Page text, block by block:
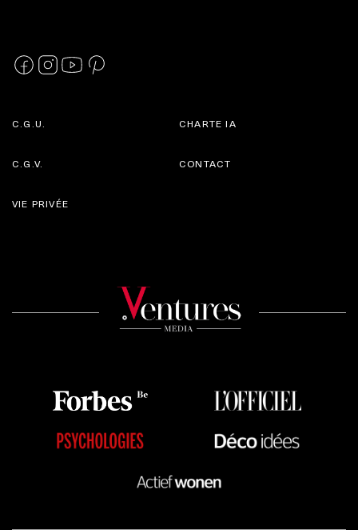
C.G.U.
C.G.V.
CHARTE IA
CONTACT
VIE PRIVÉE